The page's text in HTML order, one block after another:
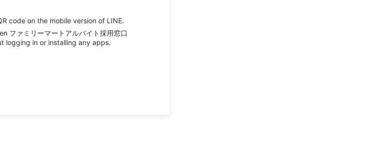
code on the mobile version of LINE.
ファミリーマートアルバイト採用窓口
logging in or installing any apps.